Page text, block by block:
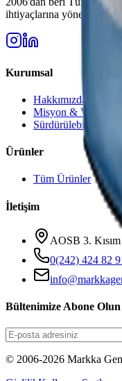
ihtiyaçlarına yönelik
Kurumsal
Hakkımızda
Misyon & Vizyon
Sürdürülebilirlik
Ürünler
Tüm Ürünler
İletişim
AOSB 3.
0(242) 424 82
Bültenimize Abone Olun
© 2006-2026 Markka